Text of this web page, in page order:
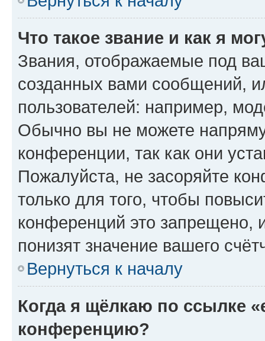
Что такое звание и как я
Звания, отображаемые под
созданных вами сообщений,
пользователей: например,
Обычно вы не можете
конференции, так как они
Пожалуйста, не засоряйте
только для того, чтобы
конференций это запрещено,
понизят значение вашего
Вернуться к началу
Когда я щёлкаю по ссылке
конференцию?